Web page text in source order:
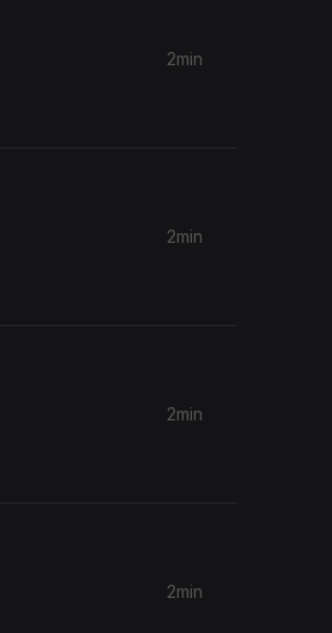
2min
2min
2min
2min